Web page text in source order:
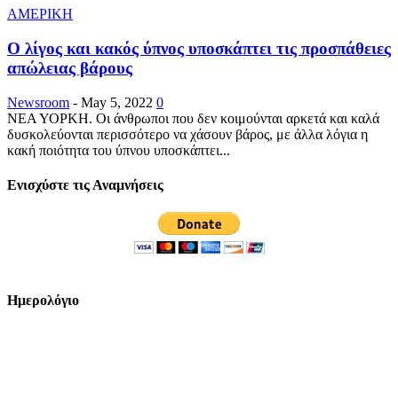
ΑΜΕΡΙΚΗ
Ο λίγος και κακός ύπνος υποσκάπτει τις προσπάθειες
απώλειας βάρους
Newsroom - May 5, 2022 0
ΝΕΑ ΥΟΡΚΗ. Οι άνθρωποι που δεν κοιμούνται αρκετά και καλά
δυσκολεύονται περισσότερο να χάσουν βάρος, με άλλα λόγια η
κακή ποιότητα του ύπνου υποσκάπτει...
Ενισχύστε τις Αναμνήσεις
Ημερολόγιο